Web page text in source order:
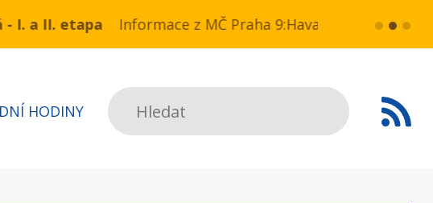
VN a NN v ul. Drahobejlova,
Informace z MČ Praha 9:Havarijní stav ulice Kbelská (úsek
více... HAVARIJNÍ
Hledat
HODINY